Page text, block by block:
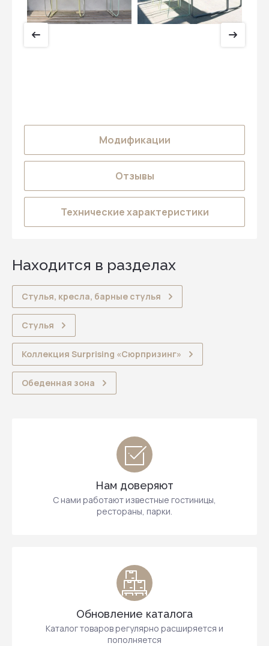
Модификации
Отзывы
Технические характеристики
Находится в разделах
Стулья, кресла, барные стулья
Стулья
Коллекция Surprising «Сюрпризинг»
Обеденная зона
Нам доверяют
С нами работают известные гостиницы,
рестораны, парки.
Обновление каталога
Каталог товаров регулярно расширяется и
пополняется